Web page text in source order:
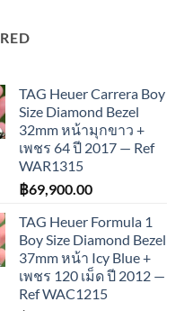
TAG Heuer Carrera Boy
Size Diamond Bezel
32mm หน้ามุกขาว +
เพชร 64 ปี 2017 — Ref
WAR1315
฿69,900.00
TAG Heuer Formula 1
Boy Size Diamond Bezel
37mm หน้า Icy Blue +
เพชร 120 เม็ด ปี 2012 —
Ref WAC1215